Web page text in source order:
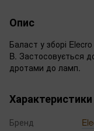
Опис
Баласт у зборі
B. Застосовується
дротами до ламп.
Характеристики
Бренд